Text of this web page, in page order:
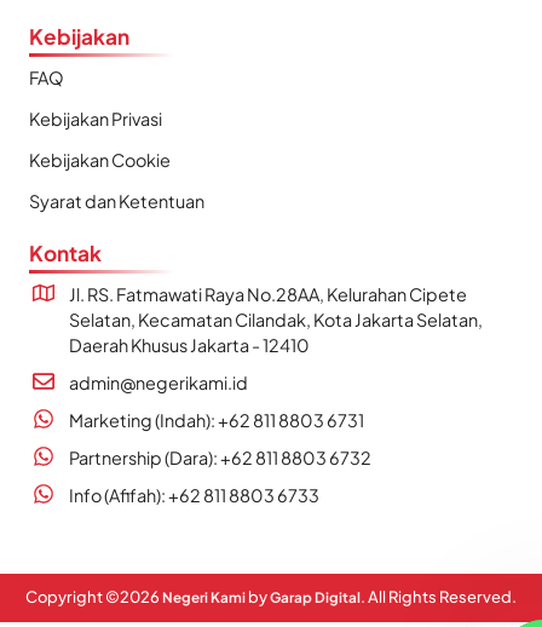
Kebijakan
FAQ
Kebijakan Privasi
Kebijakan Cookie
Syarat dan Ketentuan
Kontak
Jl. RS. Fatmawati Raya No.28AA, Kelurahan Cipete
Selatan, Kecamatan Cilandak, Kota Jakarta Selatan,
Daerah Khusus Jakarta - 12410
admin@negerikami.id
Marketing (Indah): +62 811 8803 6731
Partnership (Dara): +62 811 8803 6732
Info (Afifah): +62 811 8803 6733
Copyright ©2026 Negeri Kami byGarap Digital. All Rights Reserved.